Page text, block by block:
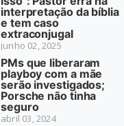
interpretação da bíblia
e tem caso
extraconjugal
junho 02, 2025
PMs que liberaram
playboy com a mãe
serão investigados;
Porsche não tinha
seguro
abril 03, 2024